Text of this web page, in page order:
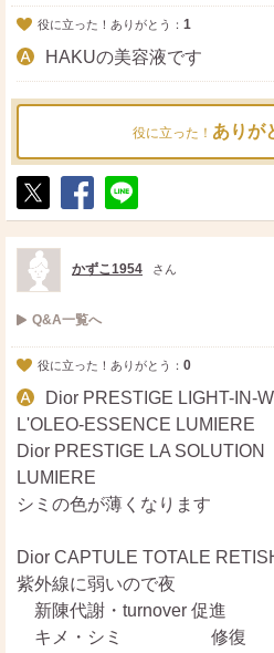
役に立った！ありがとう： 1
HAKUの美容液です
役に立った！ ありが
ポ
ス
ト
シ
ェ
送
る
かずこ1954 さん
Q&A一覧へ
役に立った！ありがとう： 0
Dior PRESTIGE LIGHT-IN-
L'OLEO-ESSENCE LUMIERE
Dior PRESTIGE LA SOLUTION
LUMIERE
シミの色が薄くなります
Dior CAPTULE TOTALE
紫外線に弱いので夜
新陳代謝・turnover 促進
キメ・シミ 修復